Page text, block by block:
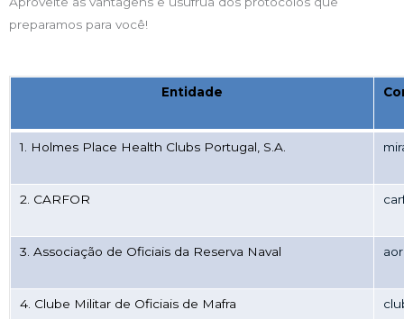
preparamos para você!
Entidade
1. Holmes Place Health Clubs Portugal, S.A.
2. CARFOR
3. Associação de Oficiais da Reserva Naval
4. Clube Militar de Oficiais de Mafra